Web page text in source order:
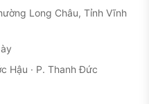
Long Châu, Tỉnh Vĩnh
Hậu · P. Thanh Đức